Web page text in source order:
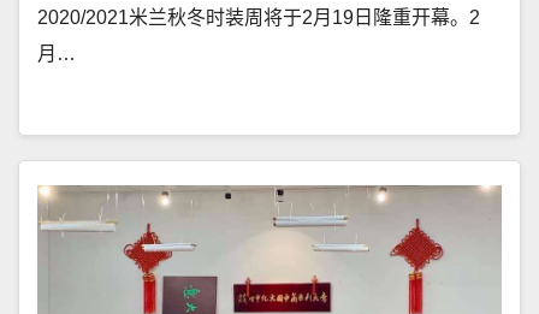
2020/2021米兰秋冬时装周将于2月19日隆重开幕。2
月…